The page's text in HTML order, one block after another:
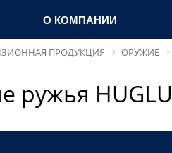
О КОМПАНИИ
ПРОДУКЦИЯ ОРУЖИЕ
ружья HUGLU